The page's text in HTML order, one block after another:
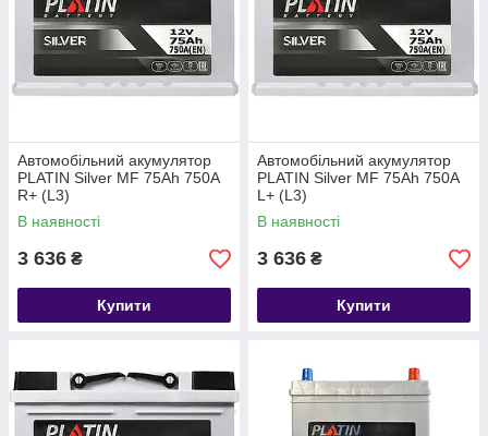
Автомобільний акумулятор
PLATIN Silver MF 75Ah 750A
R+ (L3)
В наявності
3 636 ₴
Купити
Автомобільний акумулятор
PLATIN Silver MF 75Ah 750A
L+ (L3)
В наявності
3 636 ₴
Купити